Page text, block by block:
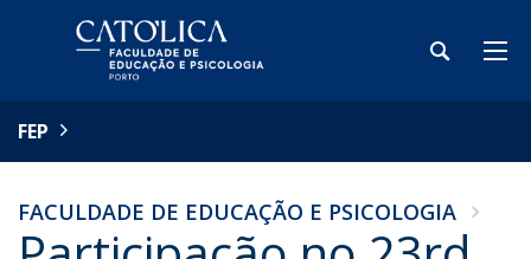
FEP
FACULDADE DE EDUCAÇÃO E PSICOLOGIA